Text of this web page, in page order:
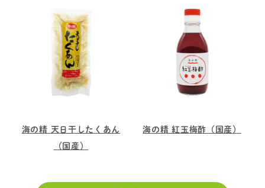
海の精 天日干したくあん
（国産）
海の精 紅玉梅酢（国産）